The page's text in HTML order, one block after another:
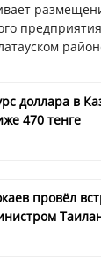
доллара в
470 тенге
провёл